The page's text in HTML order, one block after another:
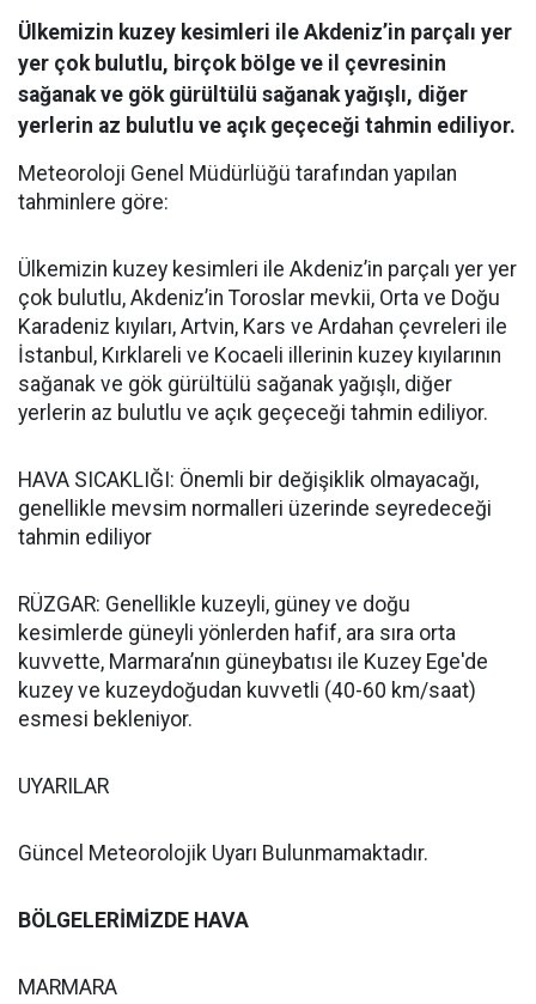
Ülkemizin kuzey kesimleri ile Akdeniz’in parçalı yer
yer çok bulutlu, birçok bölge ve il çevresinin
sağanak ve gök gürültülü sağanak yağışlı, diğer
yerlerin az bulutlu ve açık geçeceği tahmin ediliyor.
Meteoroloji Genel Müdürlüğü tarafından yapılan
tahminlere göre:
Ülkemizin kuzey kesimleri ile Akdeniz’in parçalı yer yer
çok bulutlu, Akdeniz’in Toroslar mevkii, Orta ve Doğu
Karadeniz kıyıları, Artvin, Kars ve Ardahan çevreleri ile
İstanbul, Kırklareli ve Kocaeli illerinin kuzey kıyılarının
sağanak ve gök gürültülü sağanak yağışlı, diğer
yerlerin az bulutlu ve açık geçeceği tahmin ediliyor.
HAVA SICAKLIĞI: Önemli bir değişiklik olmayacağı,
genellikle mevsim normalleri üzerinde seyredeceği
tahmin ediliyor
RÜZGAR: Genellikle kuzeyli, güney ve doğu
kesimlerde güneyli yönlerden hafif, ara sıra orta
kuvvette, Marmara’nın güneybatısı ile Kuzey Ege'de
kuzey ve kuzeydoğudan kuvvetli (40-60 km/saat)
esmesi bekleniyor.
UYARILAR
Güncel Meteorolojik Uyarı Bulunmamaktadır.
BÖLGELERİMİZDE HAVA
MARMARA